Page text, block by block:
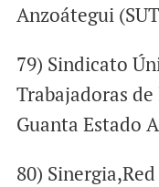
Anzoátegui
79) Sindicato
Trabajadoras
Guanta Estado
80)